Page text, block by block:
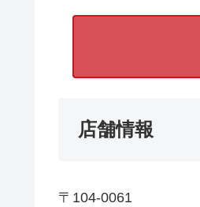
店舗情報
〒104-0061